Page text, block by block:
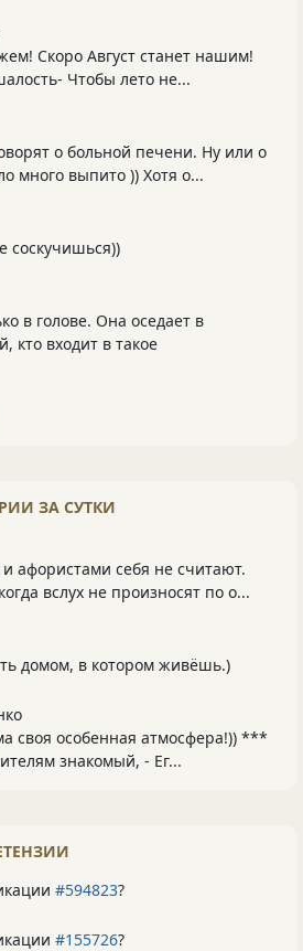
Скоро Август станет нашим!
Чтобы лето не...
о больной печени. Ну или о
много выпито )) Хотя о...
соскучишься))
в голове. Она оседает в
кто входит в такое
ЗА СУТКИ
афористами себя не считают.
вслух не произносят по о...
домом, в котором живёшь.)
своя особенная атмосфера!)) ***
знакомый, - Ег...
#594823?
#155726?